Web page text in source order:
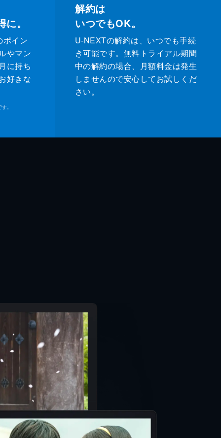
。
ポイン
やマン
に持ち
好きな
。
解約は
いつでもOK。
U-NEXTの解約は、いつでも手続
き可能です。無料トライアル期間
中の解約の場合、月額料金は発生
しませんので安心してお試しくだ
さい。